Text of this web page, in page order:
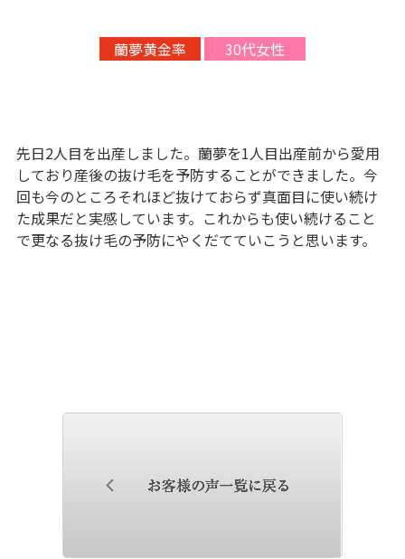
蘭夢黄金率 30代女性
先日2人目を出産しました。蘭夢を1人目出産前から愛用
しており産後の抜け毛を予防することができました。今
回も今のところそれほど抜けておらず真面目に使い続け
た成果だと実感しています。これからも使い続けること
で更なる抜け毛の予防にやくだてていこうと思います。